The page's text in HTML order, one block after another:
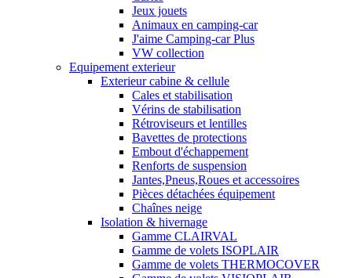
Jeux jouets
Animaux en camping-car
J'aime Camping-car Plus
VW collection
Equipement exterieur
Exterieur cabine & cellule
Cales et stabilisation
Vérins de stabilisation
Rétroviseurs et lentilles
Bavettes de protections
Embout d'échappement
Renforts de suspension
Jantes,Pneus,Roues et accessoires
Pièces détachées équipement
Chaînes neige
Isolation & hivernage
Gamme CLAIRVAL
Gamme de volets ISOPLAIR
Gamme de volets THERMOCOVER